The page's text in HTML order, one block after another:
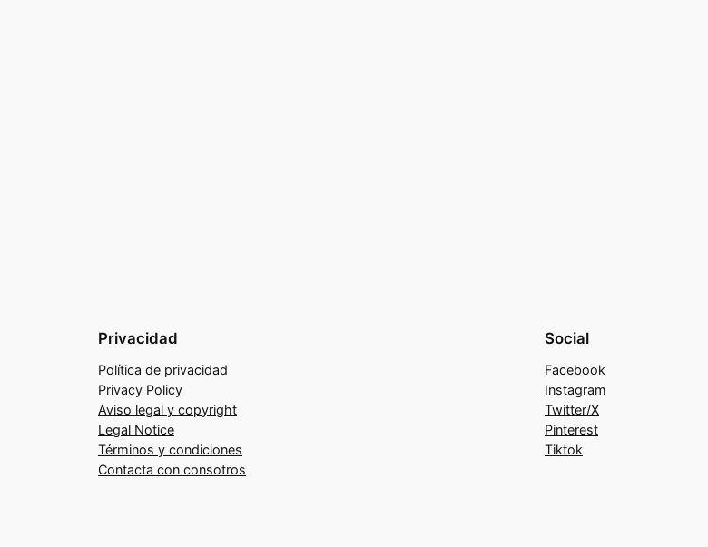
Privacidad
Política de privacidad
Privacy Policy
Aviso legal y copyright
Legal Notice
Términos y condiciones
Contacta con consotros
Social
Facebook
Instagram
Twitter/X
Pinterest
Tiktok